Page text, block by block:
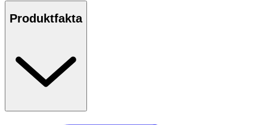
Produktfakta